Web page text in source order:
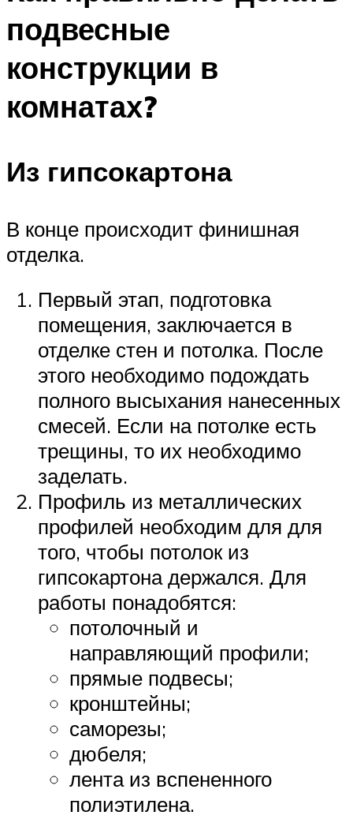
подвесные
конструкции в
комнатах?
Из гипсокартона
В конце происходит финишная
отделка.
Первый этап, подготовка
помещения, заключается в
отделке стен и потолка. После
этого необходимо подождать
полного высыхания нанесенных
смесей. Если на потолке есть
трещины, то их необходимо
заделать.
Профиль из металлических
профилей необходим для для
того, чтобы потолок из
гипсокартона держался. Для
работы понадобятся:
потолочный и
направляющий профили;
прямые подвесы;
кронштейны;
саморезы;
дюбеля;
лента из вспененного
полиэтилена.